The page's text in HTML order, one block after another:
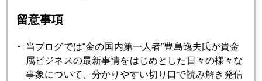
2020年07月17日
感染者急増
2020年07月16日
留意事項
当ブログでは“金の国内第一人者”豊島逸夫氏が貴金
属ビジネスの最新事情をはじめとした日々の様々な
事象について、分かりやすい切り口で読み解き発信